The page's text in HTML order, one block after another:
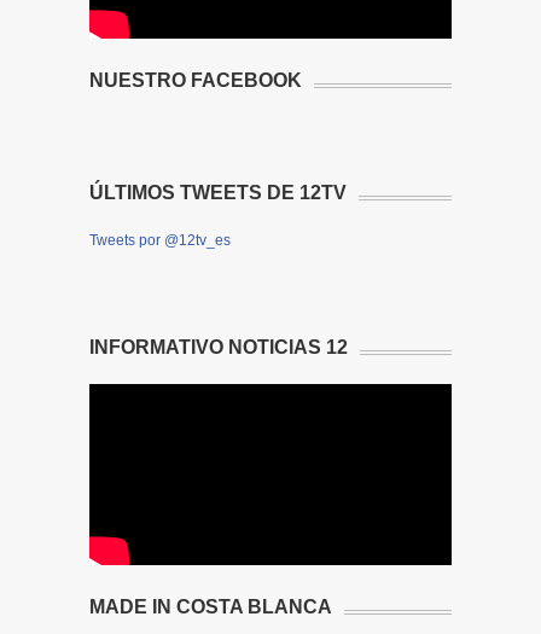
NUESTRO FACEBOOK
ÚLTIMOS TWEETS DE 12TV
Tweets por @12tv_es
INFORMATIVO NOTICIAS 12
MADE IN COSTA BLANCA